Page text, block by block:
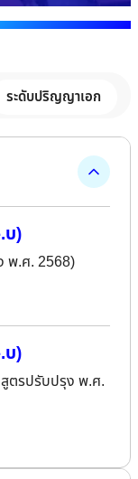
ระดับปริญญาเอก
)
พ.ศ. 2568)
)
ตรปรับปรุง พ.ศ.